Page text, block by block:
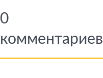
0
комментариев